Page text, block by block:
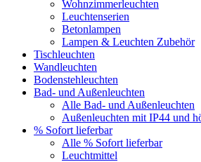
Wohnzimmerleuchten
Leuchtenserien
Betonlampen
Lampen & Leuchten Zubehör
Tischleuchten
Wandleuchten
Bodenstehleuchten
Bad- und Außenleuchten
Alle Bad- und Außenleuchten
Außenleuchten mit IP44 und
% Sofort lieferbar
Alle % Sofort lieferbar
Leuchtmittel